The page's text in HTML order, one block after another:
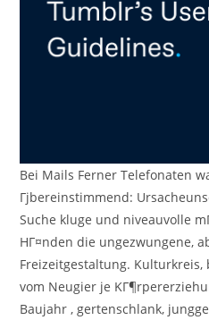
Bei Mails Ferner Telefonaten
Гјbereinstimmend:
Suche kluge und niveauvolle
HГ¤nden die ungezwungene,
Freizeitgestaltung.
vom Neugier je
Baujahr , gertenschlank,